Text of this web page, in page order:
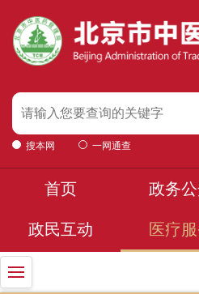
搜本网 一网通查
首页 政务
政民互动 医疗